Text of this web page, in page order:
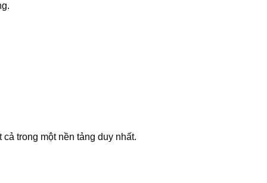
trong một nền tảng duy nhất.